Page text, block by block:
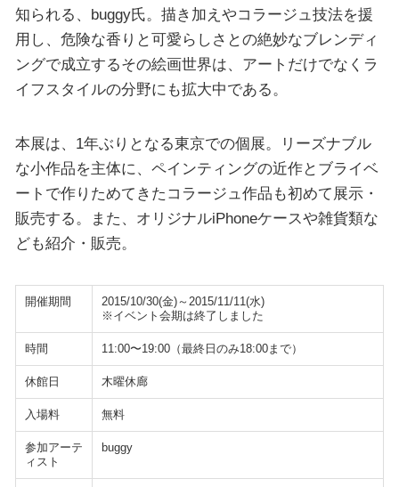
知られる、buggy氏。描き加えやコラージュ技法を援
用し、危険な香りと可愛らしさとの絶妙なブレンディ
ングで成立するその絵画世界は、アートだけでなくラ
イフスタイルの分野にも拡大中である。
本展は、1年ぶりとなる東京での個展。リーズナブル
な小作品を主体に、ペインティングの近作とブライベ
ートで作りためてきたコラージュ作品も初めて展示・
販売する。また、オリジナルiPhoneケースや雑貨類な
ども紹介・販売。
開催期間
2015/10/30(金)～2015/11/11(水)
※イベント会期は終了しました
時間 11:00〜19:00（最終日のみ18:00まで）
休館日 木曜休廊
入場料 無料
参加アーテ
ィスト
buggy